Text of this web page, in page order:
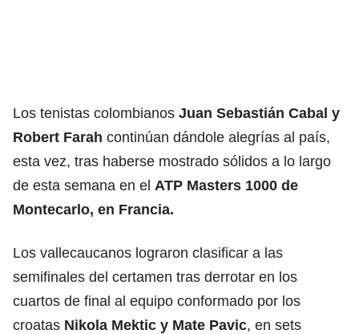
Los tenistas colombianos Juan Sebastián Cabal y
Robert Farah continúan dándole alegrías al país,
esta vez, tras haberse mostrado sólidos a lo largo
de esta semana en el ATP Masters 1000 de
Montecarlo, en Francia.
Los vallecaucanos lograron clasificar a las
semifinales del certamen tras derrotar en los
cuartos de final al equipo conformado por los
croatas Nikola Mektic y Mate Pavic, en sets